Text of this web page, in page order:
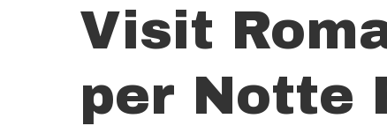
Visit
per Notte